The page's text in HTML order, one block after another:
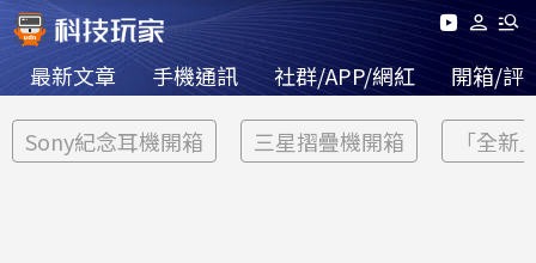
最新文章 手機通訊 社群/APP/網紅 開箱/評
Sony紀念耳機開箱 三星摺疊機開箱 「全新